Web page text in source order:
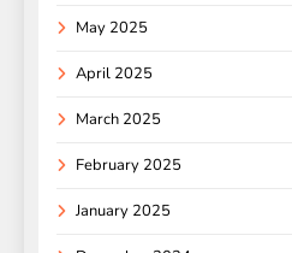
May 2025
April 2025
March 2025
February 2025
January 2025